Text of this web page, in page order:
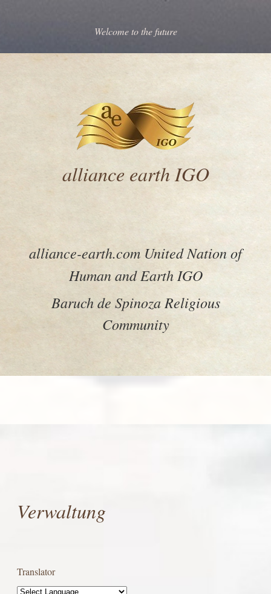
Welcome to the future
alliance earth IGO
alliance-earth.com United Nation of
Human and Earth IGO
Baruch de Spinoza Religious
Community
Verwaltung
Translator